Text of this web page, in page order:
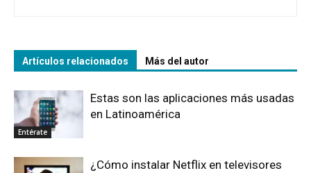
Artículos relacionados Más del autor
Entérate
Estas son las aplicaciones más usadas
en Latinoamérica
¿Cómo instalar Netflix en televisores